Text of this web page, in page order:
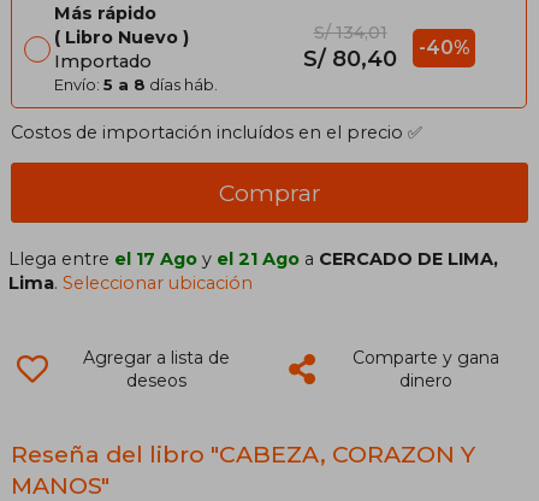
Más rápido
Libro Nuevo
Importado
Envío: 5 a 8 días háb.
S/ 134,01
S/ 80,40 -40%
Costos de importación incluídos en el precio ✅
Comprar
Llega entre el 17 Ago y el 21 Ago a CERCADO DE LIMA,
Lima.Seleccionar ubicación
Agregar a lista de
deseos
Comparte y gana
dinero
Reseña del libro "CABEZA, CORAZON Y
MANOS"